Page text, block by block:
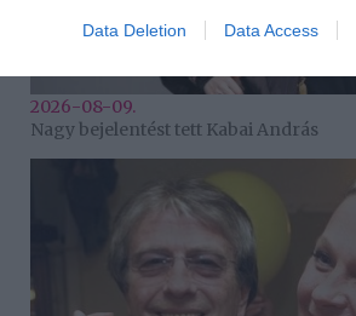
Data Deletion Data Access
2026-08-09.
Nagy bejelentést tett Kabai András